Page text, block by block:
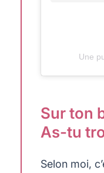
Une
Sur ton
As-tu
Selon moi,